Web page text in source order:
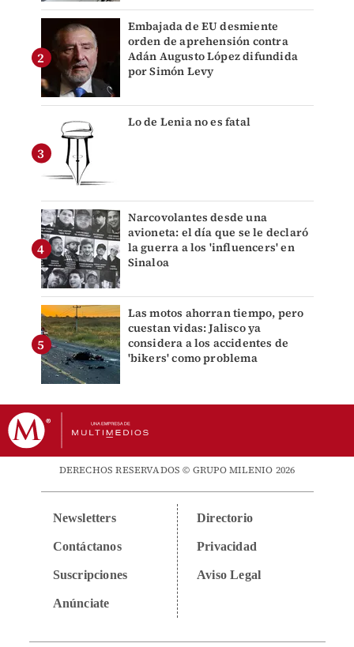
Embajada de EU desmiente
orden de aprehensión contra
Adán Augusto López difundida
por Simón Levy
Lo de Lenia no es fatal
Narcovolantes desde una
avioneta: el día que se le declaró
la guerra a los 'influencers' en
Sinaloa
Las motos ahorran tiempo, pero
cuestan vidas: Jalisco ya
considera a los accidentes de
'bikers' como problema
DERECHOS RESERVADOS © GRUPO MILENIO 2026
Newsletters
Contáctanos
Suscripciones
Anúnciate
Directorio
Privacidad
Aviso Legal